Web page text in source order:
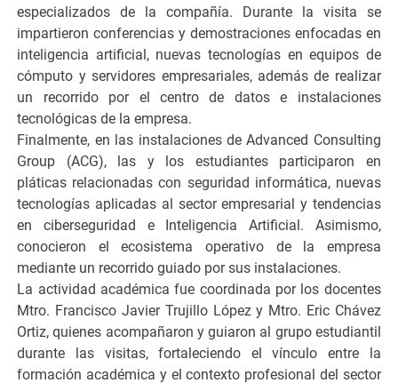
especializados de la compañía. Durante la visita se
impartieron conferencias y demostraciones enfocadas en
inteligencia artificial, nuevas tecnologías en equipos de
cómputo y servidores empresariales, además de realizar
un recorrido por el centro de datos e instalaciones
tecnológicas de la empresa.
Finalmente, en las instalaciones de Advanced Consulting
Group (ACG), las y los estudiantes participaron en
pláticas relacionadas con seguridad informática, nuevas
tecnologías aplicadas al sector empresarial y tendencias
en ciberseguridad e Inteligencia Artificial. Asimismo,
conocieron el ecosistema operativo de la empresa
mediante un recorrido guiado por sus instalaciones.
La actividad académica fue coordinada por los docentes
Mtro. Francisco Javier Trujillo López y Mtro. Eric Chávez
Ortiz, quienes acompañaron y guiaron al grupo estudiantil
durante las visitas, fortaleciendo el vínculo entre la
formación académica y el contexto profesional del sector